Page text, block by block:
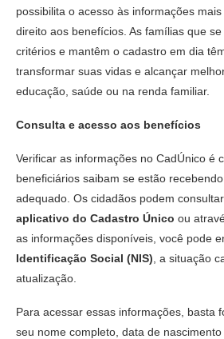
possibilita o acesso às informações
direito aos benefícios. As famílias que
critérios e mantêm o cadastro em dia
transformar suas vidas e alcançar
educação, saúde ou na renda familiar.
Consulta e acesso aos benefícios
Verificar as informações no CadÚnico é
beneficiários saibam se estão
adequado. Os cidadãos podem
aplicativo do Cadastro Único ou
as informações disponíveis, você pode
Identificação Social (NIS) , a situação
atualização.
Para acessar essas informações, basta
seu nome completo, data de nascimento